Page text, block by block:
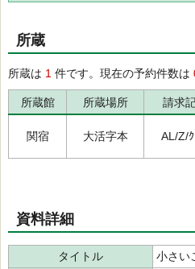
所蔵
所蔵は 1 件です。現在の予約件数は
所蔵館 所蔵場所 請求
関宿 大活字本 AL/Z/
資料詳細
タイトル
小さい